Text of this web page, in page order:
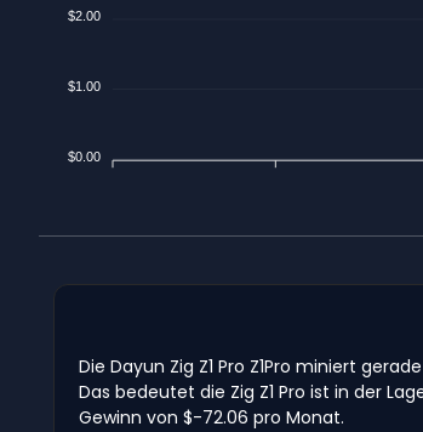
$2.00
$1.00
$0.00
Die Dayun Zig Z1 Pro Z1Pro miniert
Das bedeutet die Zig Z1 Pro ist in der
Gewinn von $-72.06 pro Monat.